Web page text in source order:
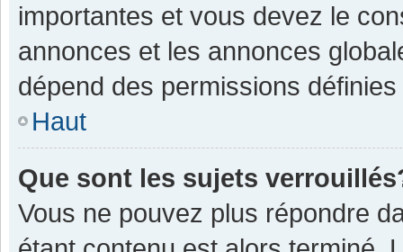
importantes et vous devez le
annonces et les annonces
dépend des permissions définies
Haut
Que sont les sujets
Vous ne pouvez plus répondre